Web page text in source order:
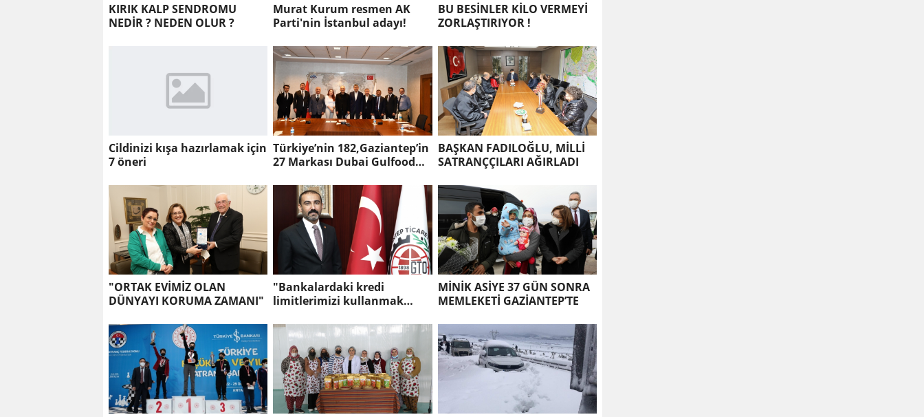
KIRIK KALP SENDROMU
NEDİR ? NEDEN OLUR ?
Murat Kurum resmen AK
Parti'nin İstanbul adayı!
BU BESİNLER KİLO VERMEYİ
ZORLAŞTIRIYOR !
Cildinizi kışa hazırlamak için
7 öneri
Türkiye’nin 182,Gaziantep’in
27 Markası Dubai Gulfood
BAŞKAN FADILOĞLU, MİLLİ
SATRANÇÇILARI AĞIRLADI
"ORTAK EVİMİZ OLAN
DÜNYAYI KORUMA ZAMANI"
"Bankalardaki kredi
limitlerimizi kullanmak
MİNİK ASİYE 37 GÜN SONRA
MEMLEKETİ GAZİANTEP’TE